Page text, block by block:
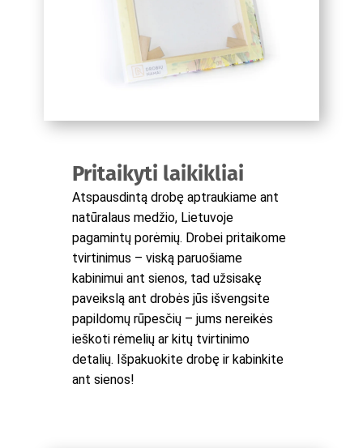
Pritaikyti laikikliai
Atspausdintą drobę aptraukiame ant
natūralaus medžio, Lietuvoje
pagamintų porėmių. Drobei pritaikome
tvirtinimus – viską paruošiame
kabinimui ant sienos, tad užsisakę
paveikslą ant drobės jūs išvengsite
papildomų rūpesčių – jums nereikės
ieškoti rėmelių ar kitų tvirtinimo
detalių. Išpakuokite drobę ir kabinkite
ant sienos!